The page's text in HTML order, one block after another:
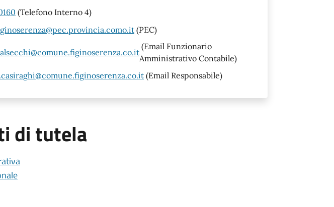
(Telefono Interno 4)
(PEC)
(Email Funzionario
Amministrativo Contabile)
(Email Responsabile)
di tutela